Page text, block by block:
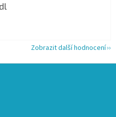
je 5 z 5 hvězdiček.
Zobrazit další hodnocení